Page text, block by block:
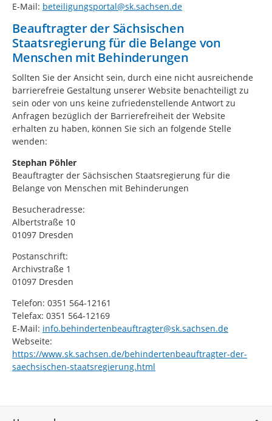
E-Mail: beteiligungsportal@sk.sachsen.de
Beauftragter der Sächsischen
Staatsregierung für die Belange von
Menschen mit Behinderungen
Sollten Sie der Ansicht sein, durch eine nicht ausreichende
barrierefreie Gestaltung unserer Website benachteiligt zu
sein oder von uns keine zufriedenstellende Antwort zu
Anfragen bezüglich der Barrierefreiheit der Website
erhalten zu haben, können Sie sich an folgende Stelle
wenden:
Stephan Pöhler
Beauftragter der Sächsischen Staatsregierung für die
Belange von Menschen mit Behinderungen
Besucheradresse:
Albertstraße 10
01097 Dresden
Postanschrift:
Archivstraße 1
01097 Dresden
Telefon: 0351 564-12161
Telefax: 0351 564-12169
E-Mail: info.behindertenbeauftragter@sk.sachsen.de
Webseite:
https://www.sk.sachsen.de/behindertenbeauftragter-der-
saechsischen-staatsregierung.html